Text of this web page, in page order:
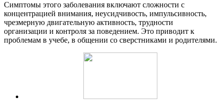
Симптомы этого заболевания включают сложности с
концентрацией внимания, неусидчивость, импульсивность,
чрезмерную двигательную активность, трудности
организации и контроля за поведением. Это приводит к
проблемам в учебе, в общении со сверстниками и родителями.